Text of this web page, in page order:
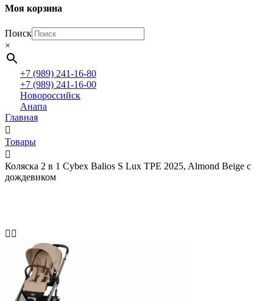
Моя корзина
Поиск
×
+7 (989) 241-16-80
+7 (989) 241-16-00
Новороссийск
Анапа
Главная
Товары
Коляска 2 в 1 Cybex Balios S Lux TPE 2025, Almond Beige с
дождевиком